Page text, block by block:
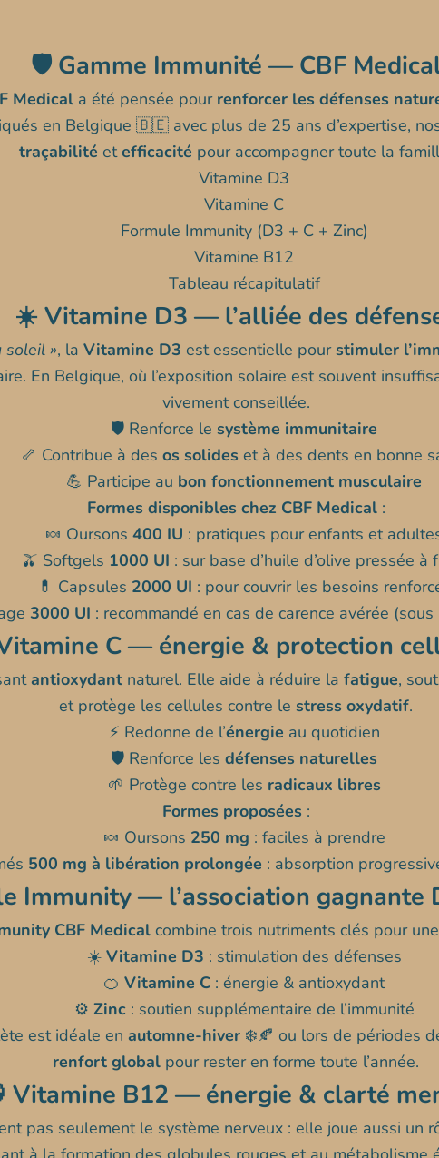
🛡️ Gamme Immunité — CBF
Medicala été pensée pour renforcer les défenses
en Belgique 🇧🇪 avec plus de 25 ans d’expertise,
traçabilité etefficacité pour accompagner toute la
Vitamine D3
Vitamine C
Formule Immunity (D3 + C + Zinc)
Vitamine B12
Tableau récapitulatif
☀️ Vitamine D3 — l’alliée des
soleil », la Vitamine D3 est essentielle pourstimuler
En Belgique, où l’exposition solaire est souvent
vivement conseillée.
🛡️ Renforce le système immunitaire
🦴 Contribue à des os solides et à des dents en bonne
💪 Participe au bon fonctionnement musculaire
Formes disponibles chez CBF Medical:
🍬 Oursons 400 IU : pratiques pour enfants et
🫒 Softgels 1000 UI : sur base d’huile d’olive pressée à
💊 Capsules 2000 UI : pour couvrir les besoins
3000 UI : recommandé en cas de carence avérée
C — énergie & protection
antioxydant naturel. Elle aide à réduire la fatigue,
et protège les cellules contre le stress oxydatif.
⚡ Redonne de l’énergie au quotidien
🛡️ Renforce les défenses naturelles
🌱 Protège contre les radicaux libres
Formes proposées :
🍬 Oursons 250 mg : faciles à prendre
500 mg à libération prolongée : absorption
Immunity — l’association gagnante
CBF Medicalcombine trois nutriments clés pour
☀️ Vitamine D3 : stimulation des défenses
🍊 Vitamine C : énergie & antioxydant
⚙️ Zinc: soutien supplémentaire de l’immunité
est idéale en automne-hiver ❄️🍂 ou lors de périodes
renfort global pour rester en forme toute l’année.
Vitamine B12 — énergie & clarté
pas seulement le système nerveux : elle joue aussi un